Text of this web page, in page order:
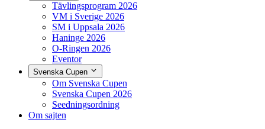
Tävlingsprogram 2026
VM i Sverige 2026
SM i Uppsala 2026
Haninge 2026
O-Ringen 2026
Eventor
Svenska Cupen
Om Svenska Cupen
Svenska Cupen 2026
Seedningsordning
Om sajten